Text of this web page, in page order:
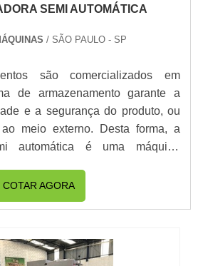
SEMI AUTOMÁTICA
/ SÃO PAULO - SP
são comercializados em
de armazenamento garante a
e a segurança do produto, ou
meio externo. Desta forma, a
automática é uma máquina
fármacos em doses unitárias.
simples com o auxílio de um
COTAR AGORA